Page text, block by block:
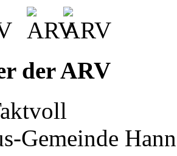
der ARV
Gemeinde